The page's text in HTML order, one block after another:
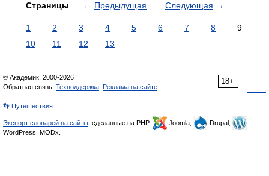
Страницы ← Предыдущая Следующая →
1 2 3 4 5 6 7 8
9
10
11 12 13
18+
© Академик, 2000-2026
Обратная связь: Техподдержка Реклама на сайте
👣 Путешествия
Экспорт словарей на сайты , сделанные на PHP, Joomla,
Drupal,
WordPress, MODx.